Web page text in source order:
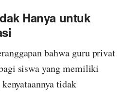
Hanya untuk
bahwa guru privat
siswa yang memiliki
tidak